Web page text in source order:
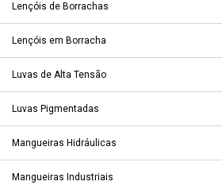
Lençóis de Borrachas
Lençóis em Borracha
Luvas de Alta Tensão
Luvas Pigmentadas
Mangueiras Hidráulicas
Mangueiras Industriais